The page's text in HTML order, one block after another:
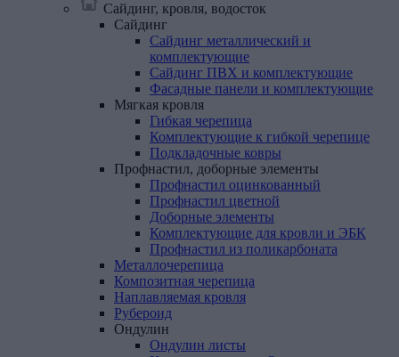
Сайдинг, кровля, водосток
Сайдинг
Сайдинг металлический и
комплектующие
Сайдинг ПВХ и комплектующие
Фасадные панели и комплектующие
Мягкая кровля
Гибкая черепица
Комплектующие к гибкой черепице
Подкладочные ковры
Профнастил, доборные элементы
Профнастил оцинкованный
Профнастил цветной
Доборные элементы
Комплектующие для кровли и ЭБК
Профнастил из поликарбоната
Металлочерепица
Композитная черепица
Наплавляемая кровля
Рубероид
Ондулин
Ондулин листы